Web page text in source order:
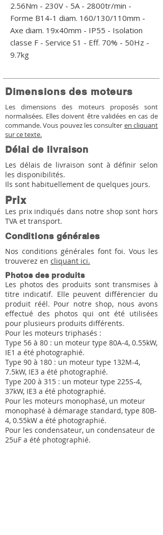
2.56Nm - 230V - 5A - 2800tr/min -
Forme B14-1 diam. 160/130/110mm -
Axe diam. 19x40mm - IP55 - Isolation
classe F - Service S1 - Eff. 70% - 50Hz -
9.7kg
Dimensions des moteurs
Les dimensions des moteurs proposés sont
normalisées. Elles doivent être validées en cas de
commande. Vous pouvez les consulter en cliquant
sur ce texte.
Délai de livraison
Les délais de livraison sont à définir selon
les disponibilités.
Ils sont habituellement de quelques jours.
Prix
Les prix indiqués dans notre shop sont hors
TVA et transport.
Conditions générales
Nos conditions générales font foi. Vous les
trouverez en cliquant ici.
Photos des produits
Les photos des produits sont transmises à
titre indicatif. Elle peuvent différencier du
produit réél. Pour notre shop, nous avons
effectué des photos qui ont été utilisées
pour plusieurs produits différents.
Pour les moteurs triphasés :
Type 56 à 80 : un moteur type 80A-4, 0.55kW,
IE1 a été photographié.
Type 90 à 180 : un moteur type 132M-4,
7.5kW, IE3 a été photographié.
Type 200 à 315 : un moteur type 225S-4,
37kW, IE3 a été photographié.
Pour les moteurs monophasé, un moteur
monophasé à démarage standard, type 80B-
4, 0.55kW a été photographié.
Pour les condensateur, un condensateur de
25uF a été photographié.